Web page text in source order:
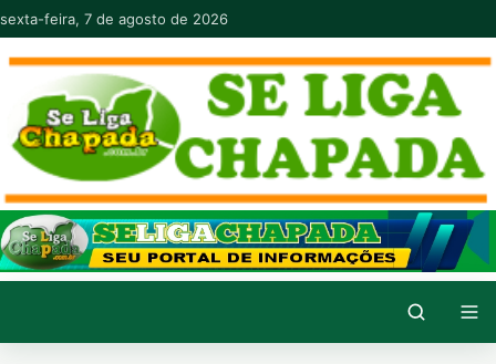
Pular para o conteúdo
sexta-feira, 7 de agosto de 2026